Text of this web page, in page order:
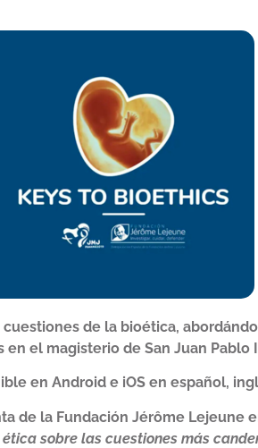
de la bioética,
el magisterio de San Juan Pablo
en Android e iOS en español,
de la Fundación Jérôme Lejeune
sobre las cuestiones más